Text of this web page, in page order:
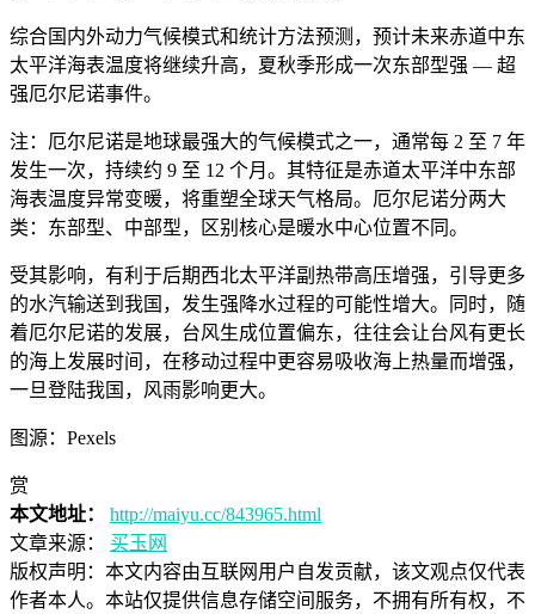
综合国内外动力气候模式和统计方法预测，预计未来赤道中东
太平洋海表温度将继续升高，夏秋季形成一次东部型强 — 超
强厄尔尼诺事件。
注：厄尔尼诺是地球最强大的气候模式之一，通常每 2 至 7 年
发生一次，持续约 9 至 12 个月。其特征是赤道太平洋中东部
海表温度异常变暖，将重塑全球天气格局。厄尔尼诺分两大
类：东部型、中部型，区别核心是暖水中心位置不同。
受其影响，有利于后期西北太平洋副热带高压增强，引导更多
的水汽输送到我国，发生强降水过程的可能性增大。同时，随
着厄尔尼诺的发展，台风生成位置偏东，往往会让台风有更长
的海上发展时间，在移动过程中更容易吸收海上热量而增强，
一旦登陆我国，风雨影响更大。
图源：Pexels
赏
本文地址：
http://maiyu.cc/843965.html
文章来源：
买玉网
版权声明： 本文内容由互联网用户自发贡献，该文观点仅代表
作者本人。本站仅提供信息存储空间服务，不拥有所有权，不